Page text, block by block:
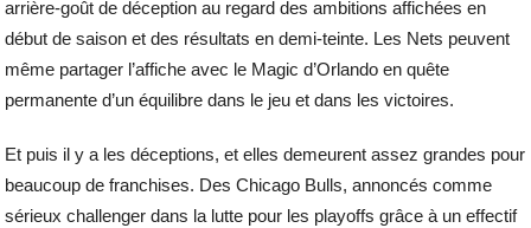
arrière-goût de déception au regard des ambitions affichées en
début de saison et des résultats en demi-teinte. Les Nets peuvent
même partager l’affiche avec le Magic d’Orlando en quête
permanente d’un équilibre dans le jeu et dans les victoires.
Et puis il y a les déceptions, et elles demeurent assez grandes pour
beaucoup de franchises. Des Chicago Bulls, annoncés comme
sérieux challenger dans la lutte pour les playoffs grâce à un effectif